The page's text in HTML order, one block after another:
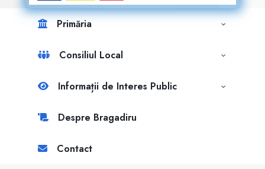
Primăria
Consiliul Local
Informații de Interes Public
Despre Bragadiru
Contact